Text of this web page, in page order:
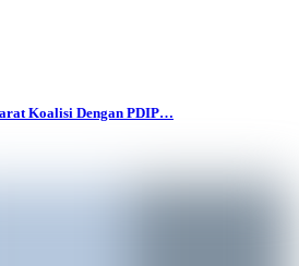
Koalisi Dengan PDIP…